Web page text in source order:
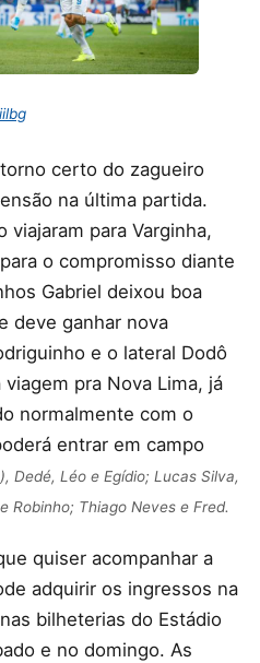
certo do zagueiro
na última partida.
viajaram para Varginha,
o compromisso diante
Gabriel deixou boa
deve ganhar nova
e o lateral Dodô
pra Nova Lima, já
normalmente com o
entrar em campo
Dedé, Léo e Egídio; Lucas Silva,
Robinho; Thiago Neves e Fred.
quiser acompanhar a
adquirir os ingressos na
bilheterias do Estádio
e no domingo. As